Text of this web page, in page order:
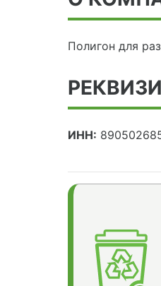
Полигон для
ИНН: